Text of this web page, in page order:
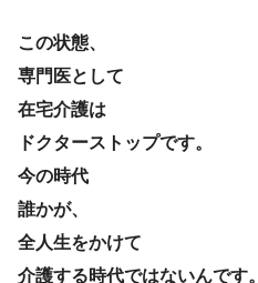
この状態、
専門医として
在宅介護は
ドクターストップです。
今の時代
誰かが、
全人生をかけて
介護する時代ではないんです。